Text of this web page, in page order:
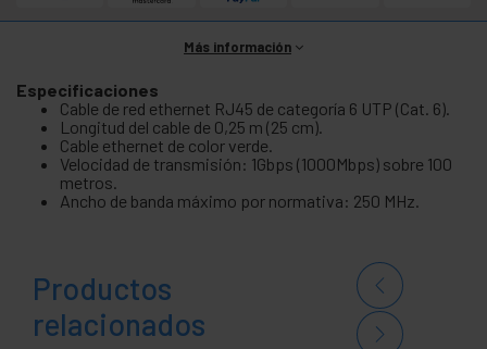
Más información
Especificaciones
Cable de red ethernet RJ45 de categoría 6 UTP (Cat. 6).
Longitud del cable de 0,25 m (25 cm).
Cable ethernet de color verde.
Velocidad de transmisión: 1Gbps (1000Mbps) sobre 100
metros.
Ancho de banda máximo por normativa: 250 MHz.
Productos
relacionados